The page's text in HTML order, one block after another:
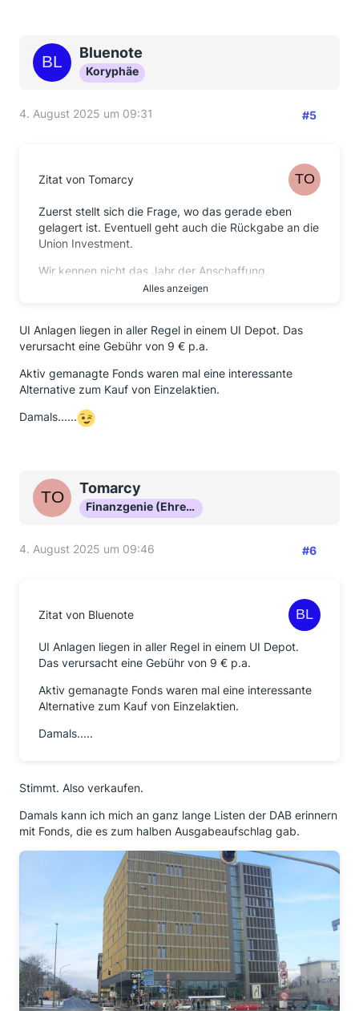
Bluenote
Koryphäe
4. August 2025 um 09:31 #5
Zitat von Tomarcy
Zuerst stellt sich die Frage, wo das gerade eben
gelagert ist. Eventuell geht auch die Rückgabe an die
Union Investment.
Wir kennen nicht das Jahr der Anschaffung.
Trotzdem kann die Versteuerung eigentlich völlig egal
Warum ?
Das überteuerte Produkt sollte sowieso aufgelöst
werden.
UND: wenn Steuern gezahlt werden dann auf einen
immerhin vorhandenen Gewinn.
Alles anzeigen
UI Anlagen liegen in aller Regel in einem UI Depot. Das
verursacht eine Gebühr von 9 € p.a.
Aktiv gemanagte Fonds waren mal eine interessante
Alternative zum Kauf von Einzelaktien.
Damals......
Tomarcy
Finanzgenie (Ehrenmitglied)
4. August 2025 um 09:46 #6
Zitat von Bluenote
UI Anlagen liegen in aller Regel in einem UI Depot.
Das verursacht eine Gebühr von 9 € p.a.
Aktiv gemanagte Fonds waren mal eine interessante
Alternative zum Kauf von Einzelaktien.
Damals.....
Stimmt. Also verkaufen.
Damals kann ich mich an ganz lange Listen der DAB erinnern
mit Fonds, die es zum halben Ausgabeaufschlag gab.